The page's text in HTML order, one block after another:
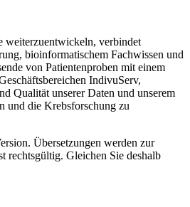
weiterzuentwickeln, verbindet
bioinformatischem Fachwissen und
von Patientenproben mit einem
IndivuServ,
Qualität unserer Daten und unserem
und die Krebsforschung zu
Übersetzungen werden zur
rechtsgültig. Gleichen Sie deshalb